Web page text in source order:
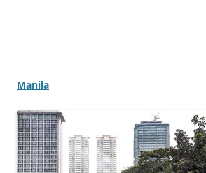
Manila